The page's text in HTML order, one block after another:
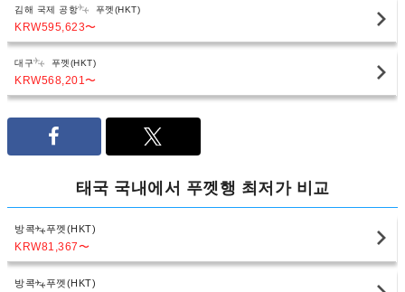
김해 국제 공항 푸껫(HKT)
KRW595,623〜
대구 푸껫(HKT)
KRW568,201〜
태국 국내에서 푸껫행 최저가 비교
방콕 푸껫(HKT)
KRW81,367〜
방콕 푸껫(HKT)